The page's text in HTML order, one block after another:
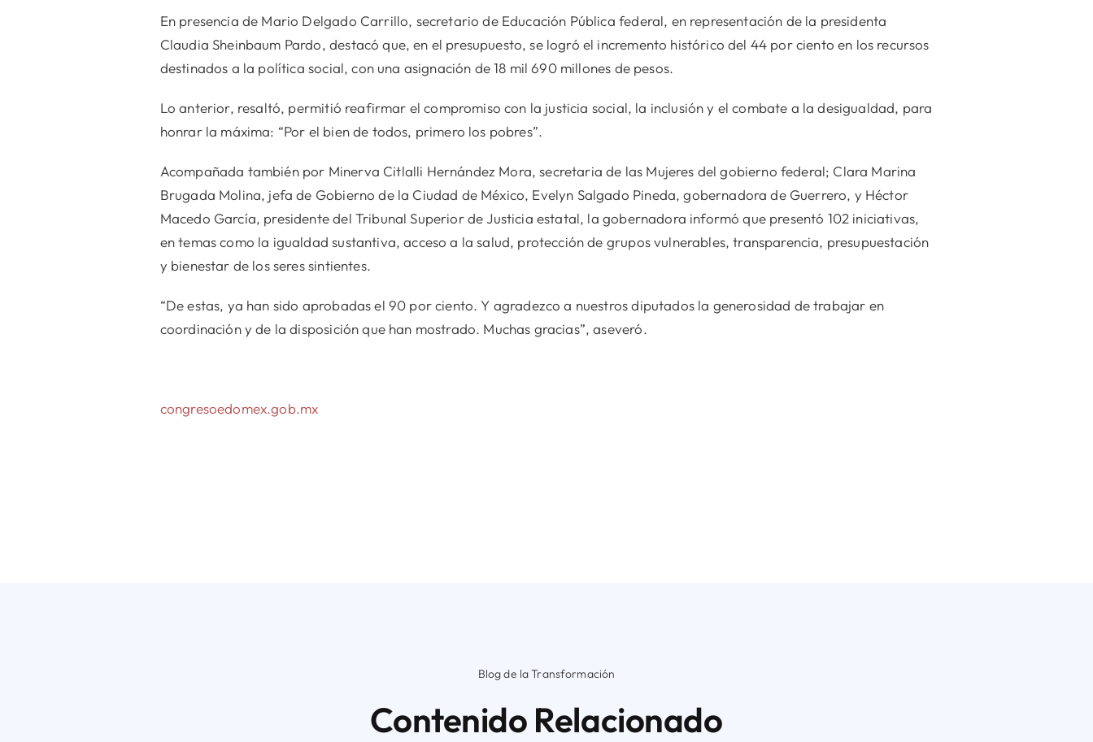
En presencia de Mario Delgado Carrillo, secretario de Educación Pública federal, en representación de la presidenta
Claudia Sheinbaum Pardo, destacó que, en el presupuesto, se logró el incremento histórico del 44 por ciento en los recursos
destinados a la política social, con una asignación de 18 mil 690 millones de pesos.
Lo anterior, resaltó, permitió reafirmar el compromiso con la justicia social, la inclusión y el combate a la desigualdad, para
honrar la máxima: “Por el bien de todos, primero los pobres”.
Acompañada también por Minerva Citlalli Hernández Mora, secretaria de las Mujeres del gobierno federal; Clara Marina
Brugada Molina, jefa de Gobierno de la Ciudad de México, Evelyn Salgado Pineda, gobernadora de Guerrero, y Héctor
Macedo García, presidente del Tribunal Superior de Justicia estatal, la gobernadora informó que presentó 102 iniciativas,
en temas como la igualdad sustantiva, acceso a la salud, protección de grupos vulnerables, transparencia, presupuestación
y bienestar de los seres sintientes.
“De estas, ya han sido aprobadas el 90 por ciento. Y agradezco a nuestros diputados la generosidad de trabajar en
coordinación y de la disposición que han mostrado. Muchas gracias”, aseveró.
congresoedomex.gob.mx
Blog de la Transformación
Contenido Relacionado